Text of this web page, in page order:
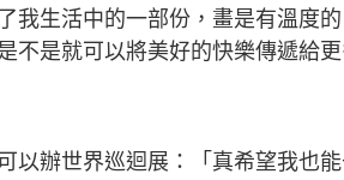
我生活中的一部份，畫是有溫度
不是就可以將美好的快樂傳遞給
以辦世界巡迴展：「真希望我也